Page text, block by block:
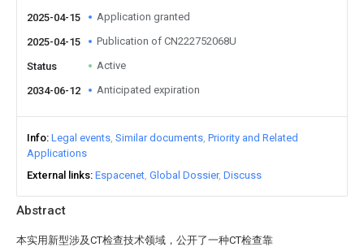
Abstract
本实用新型涉及CT检查技术领域，公开了一种CT检查靠
2025-04-15 Application granted
2025-04-15 Publication of CN222752068U
Status Active
2034-06-12 Anticipated expiration
Info Legal events Similar documents Priority and Related
Applications
External links Espacenet Global Dossier Discuss